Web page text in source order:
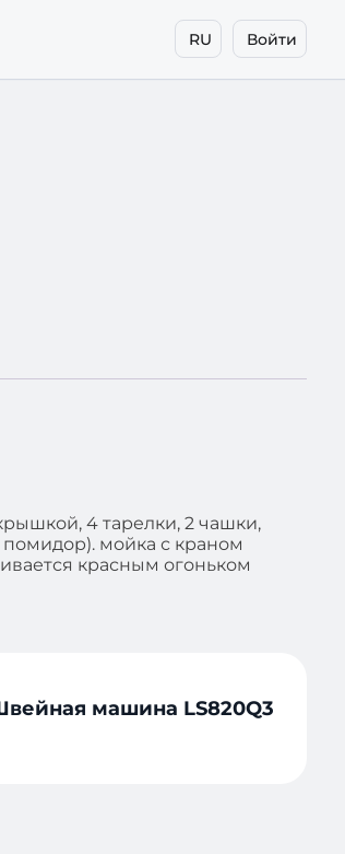
RU Войти
4 тарелки, 2 чашки,
помидор). мойка с краном
красным огоньком
машина LS820Q3